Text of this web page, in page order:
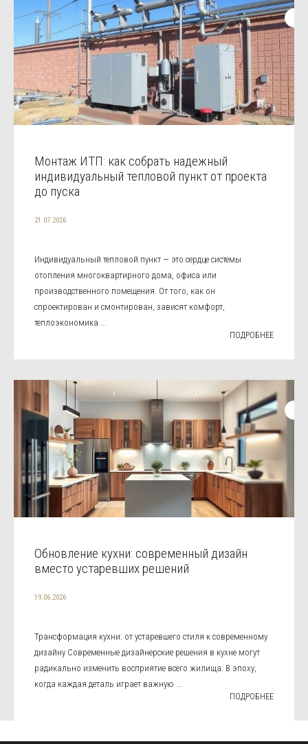
Монтаж ИТП: как собрать надежный
индивидуальный тепловой пункт от проекта
до пуска
21.07.2026
Индивидуальный тепловой пункт — это сердце системы
отопления многоквартирного дома, офиса или
производственного помещения. От того, как он
спроектирован и смонтирован, зависят комфорт,
теплоэкономика ...
ПОДРОБНЕЕ
Обновление кухни: современный дизайн
вместо устаревших решений
19.06.2026
Трансформация кухни: от устаревшего стиля к современному
дизайну Современные дизайнерские решения в кухне могут
радикально изменить восприятие всего жилища. В эпоху,
когда каждая деталь играет важную ...
ПОДРОБНЕЕ